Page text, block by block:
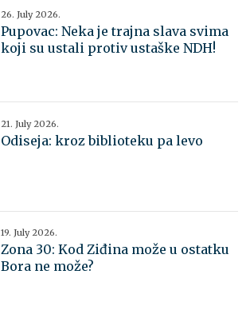
26. July 2026.
Pupovac: Neka je trajna slava svima
koji su ustali protiv ustaške NDH!
21. July 2026.
Odiseja: kroz biblioteku pa levo
19. July 2026.
Zona 30: Kod Ziđina može u ostatku
Bora ne može?